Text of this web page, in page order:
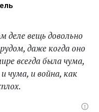
деле вещь довольно
даже когда оно
всегда была чума,
чума, и война, как